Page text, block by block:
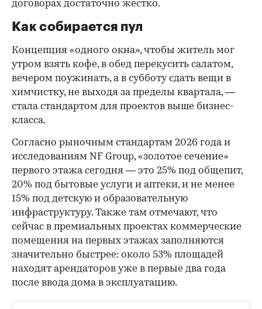
договорах достаточно жестко.
Как собирается пул
Концепция «одного окна», чтобы житель мог
утром взять кофе, в обед перекусить салатом,
вечером поужинать, а в субботу сдать вещи в
химчистку, не выходя за пределы квартала, —
стала стандартом для проектов выше бизнес-
класса.
Согласно рыночным стандартам 2026 года и
исследованиям NF Group, «золотое сечение»
первого этажа сегодня — это 25% под общепит,
20% под бытовые услуги и аптеки, и не менее
15% под детскую и образовательную
инфраструктуру. Также там отмечают, что
сейчас в премиальных проектах коммерческие
помещения на первых этажах заполняются
значительно быстрее: около 53% площадей
находят арендаторов уже в первые два года
после ввода дома в эксплуатацию.